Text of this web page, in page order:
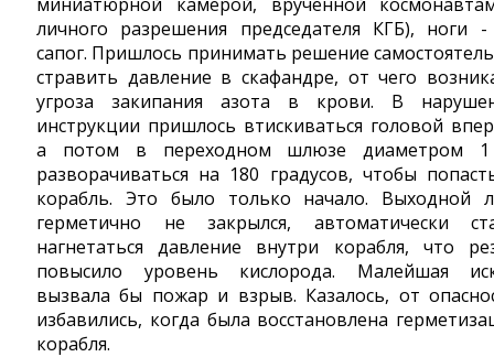
личного разрешения председателя КГБ), ноги
сапог. Пришлось принимать решение
стравить давление в скафандре, от чего
угроза закипания азота в крови. В
инструкции пришлось втискиваться головой
а потом в переходном шлюзе диаметром
разворачиваться на 180 градусов, чтобы
корабль. Это было только начало. Выходной
герметично не закрылся, автоматически
нагнетаться давление внутри корабля, что
повысило уровень кислорода. Малейшая
вызвала бы пожар и взрыв. Казалось, от
избавились, когда была восстановлена
корабля.